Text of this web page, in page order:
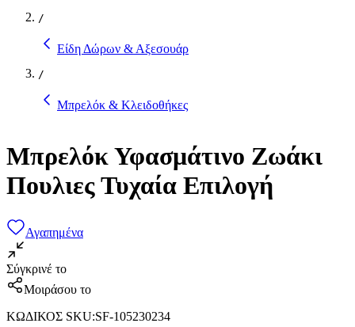
/
Είδη Δώρων & Αξεσουάρ
/
Μπρελόκ & Κλειδοθήκες
Μπρελόκ Υφασμάτινο Ζωάκι
Πουλιες Τυχαία Επιλογή
Αγαπημένα
Σύγκρινέ το
Μοιράσου το
ΚΩΔΙΚΟΣ SKU:SF-105230234